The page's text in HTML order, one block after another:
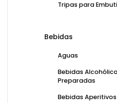
Tripas para
Bebidas
Aguas
Bebidas
Preparadas
Bebidas Aperitivos